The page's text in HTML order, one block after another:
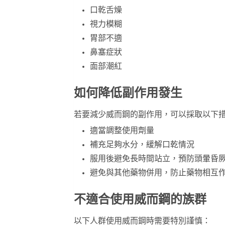
口乾舌燥
視力模糊
胃部不適
鼻塞症狀
面部潮紅
如何降低副作用發生
若要減少威而鋼的副作用，可以採取以下措
適當調整使用劑量
補充足夠水分，緩解口乾情況
服用後避免長時間站立，預防頭暈昏
避免與其他藥物併用，防止藥物相互
不適合使用威而鋼的族群
以下人群使用威而鋼時需要特別謹慎：